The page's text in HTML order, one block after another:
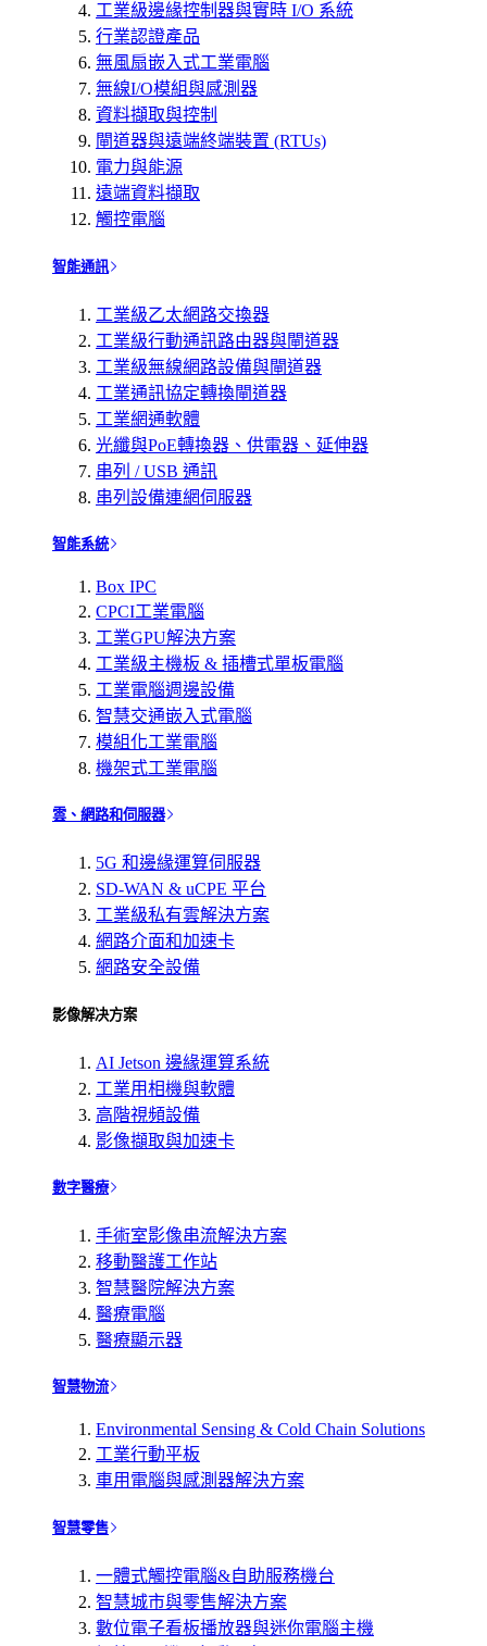
工業級邊緣控制器與實時 I/O 系統
行業認證產品
無風扇嵌入式工業電腦
無線I/O模組與感測器
資料擷取與控制
閘道器與遠端終端裝置 (RTUs)
電力與能源
遠端資料擷取
觸控電腦
智能通訊
工業級乙太網路交換器
工業級行動通訊路由器與閘道器
工業級無線網路設備與閘道器
工業通訊協定轉換閘道器
工業網通軟體
光纖與PoE轉換器、供電器、延伸器
串列 / USB 通訊
串列設備連網伺服器
智能系統
Box IPC
CPCI工業電腦
工業GPU解決方案
工業級主機板 & 插槽式單板電腦
工業電腦週邊設備
智慧交通嵌入式電腦
模組化工業電腦
機架式工業電腦
雲、網路和伺服器
5G 和邊緣運算伺服器
SD-WAN & uCPE 平台
工業級私有雲解決方案
網路介面和加速卡
網路安全設備
影像解决方案
AI Jetson 邊緣運算系統
工業用相機與軟體
高階視頻設備
影像擷取與加速卡
數字醫療
手術室影像串流解決方案
移動醫護工作站
智慧醫院解決方案
醫療電腦
醫療顯示器
智慧物流
Environmental Sensing & Cold Chain Solutions
工業行動平板
車用電腦與感測器解決方案
智慧零售
一體式觸控電腦&自助服務機台
智慧城市與零售解決方案
數位電子看板播放器與迷你電腦主機